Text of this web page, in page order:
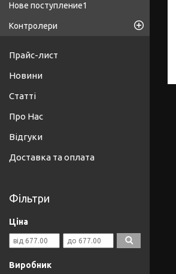
Нове поступление1
Контролери
Прайс-лист
Новини
Статті
Про Нас
Відгуки
Доставка та оплата
Фільтри
Ціна
Виробник